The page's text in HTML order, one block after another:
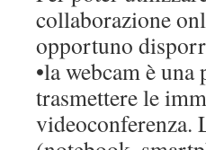
collaborazione
opportuno
•la webcam è
trasmettere le